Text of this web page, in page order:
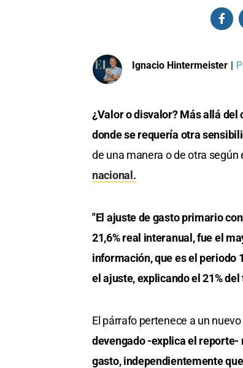
Ignacio Hintermeister
¿Valor o disvalor? Más allá
donde se requería otra
de una manera o de otra
nacional.
"El ajuste de gasto primario
21,6% real interanual, fue el
información, que es el periodo
el ajuste, explicando el 21% del
El párrafo pertenece a un
devengado -explica el
gasto, independientemente